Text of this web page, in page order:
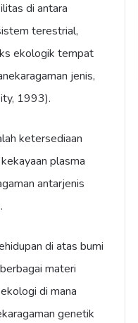
di antara
terestrial,
ekologik tempat
jenis,
1993).
ketersediaan
plasma
antarjenis
di atas bumi
materi
di mana
genetik